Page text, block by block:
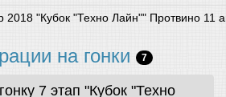
2018 "Кубок "Техно Лайн"" Протвино 11
на гонки 7
7 этап "Кубок "Техно